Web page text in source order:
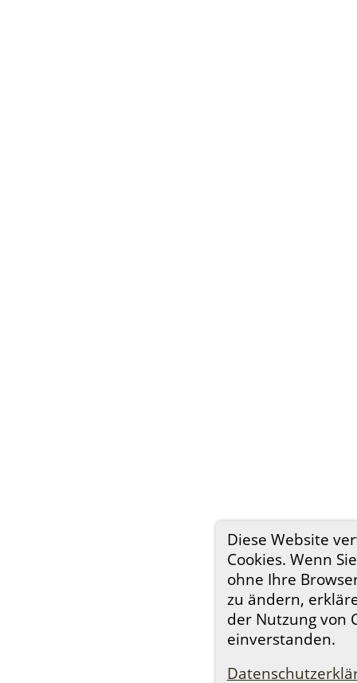
Diese Website
Cookies. Wenn
ohne Ihre
zu ändern,
der Nutzung von
einverstanden.